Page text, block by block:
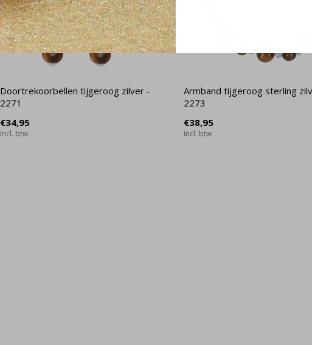
Doortrekoorbellen tijgeroog zilver -
2271
€34,95
Incl. btw
Armband tijgeroog sterling
2273
€38,95
Incl. btw